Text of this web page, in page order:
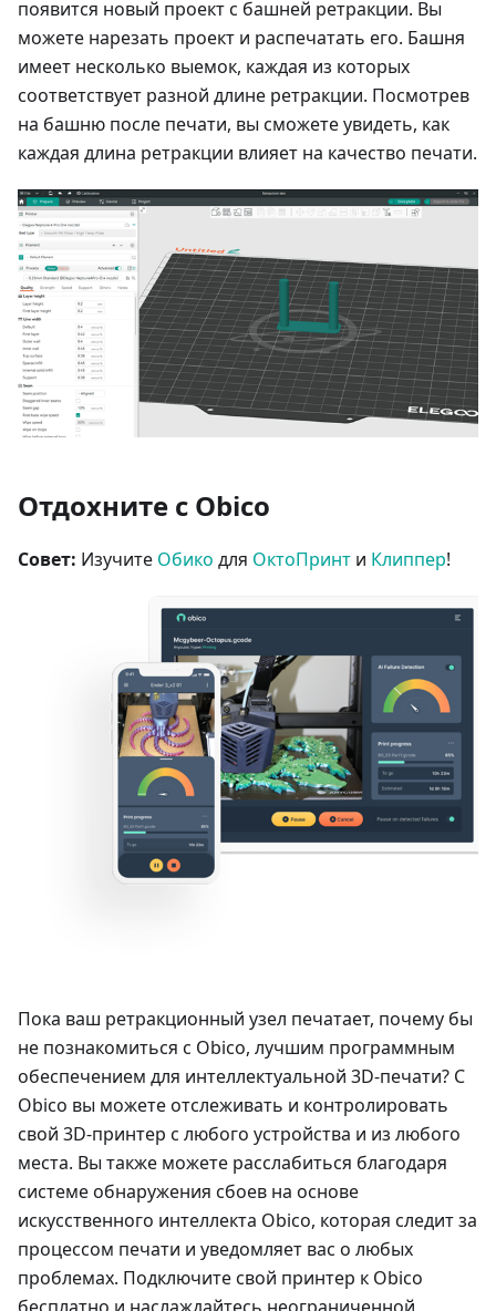
появится новый проект с башней ретракции. Вы
можете нарезать проект и распечатать его. Башня
имеет несколько выемок, каждая из которых
соответствует разной длине ретракции. Посмотрев
на башню после печати, вы сможете увидеть, как
каждая длина ретракции влияет на качество печати.
Отдохните с Obico
Совет: Изучите Обико для ОктоПринт и Клиппер!
Пока ваш ретракционный узел печатает, почему бы
не познакомиться с Obico, лучшим программным
обеспечением для интеллектуальной 3D-печати? С
Obico вы можете отслеживать и контролировать
свой 3D-принтер с любого устройства и из любого
места. Вы также можете расслабиться благодаря
системе обнаружения сбоев на основе
искусственного интеллекта Obico, которая следит за
процессом печати и уведомляет вас о любых
проблемах. Подключите свой принтер к Obico